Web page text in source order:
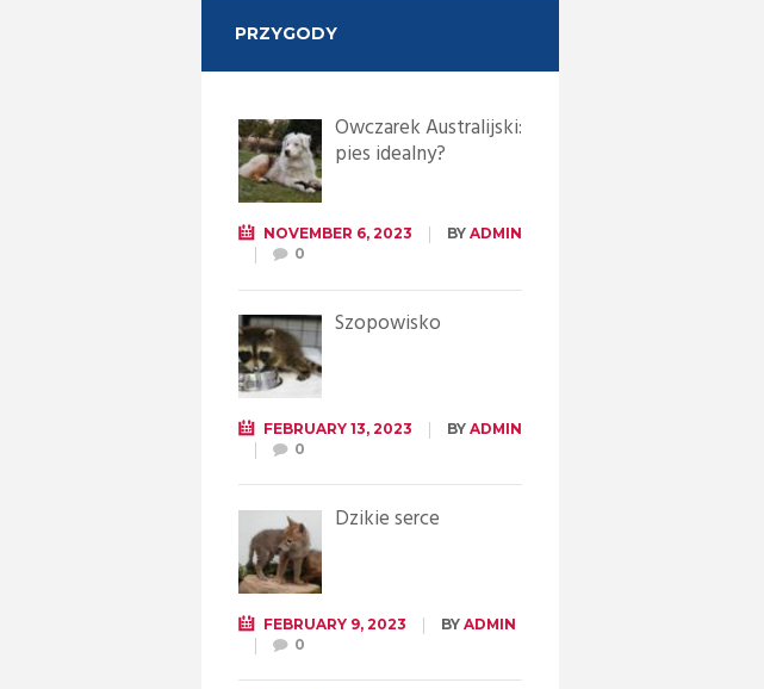
PRZYGODY
Owczarek Australijski:
pies idealny?
NOVEMBER 6, 2023 BY ADMIN
0
Szopowisko
FEBRUARY 13, 2023 BY ADMIN
0
Dzikie serce
FEBRUARY 9, 2023 BY ADMIN
0